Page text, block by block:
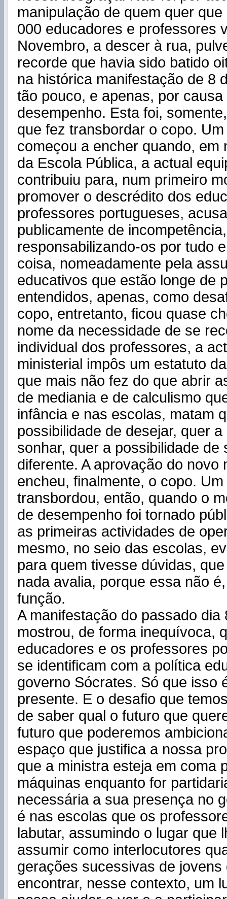
manipulação de quem quer
000 educadores e professores
Novembro, a descer à rua,
recorde que havia sido batido
na histórica manifestação de 8
tão pouco, e apenas, por
desempenho. Esta foi,
que fez transbordar o copo.
começou a encher quando, em
da Escola Pública, a actual
contribuiu para, num primeiro
promover o descrédito dos
professores portugueses,
publicamente de incompetência,
responsabilizando-os por tudo
coisa, nomeadamente pela
educativos que estão longe de
entendidos, apenas, como
copo, entretanto, ficou quase
nome da necessidade de se
individual dos professores, a
ministerial impôs um estatuto
que mais não fez do que abrir
de mediania e de calculismo
infância e nas escolas, matam
possibilidade de desejar, quer
sonhar, quer a possibilidade de
diferente. A aprovação do novo
encheu, finalmente, o copo.
transbordou, então, quando o
de desempenho foi tornado
as primeiras actividades de
mesmo, no seio das escolas,
para quem tivesse dúvidas,
nada avalia, porque essa não
função.
A manifestação do passado dia
mostrou, de forma inequívoca,
educadores e os professores
se identificam com a política
governo Sócrates. Só que isso
presente. E o desafio que
de saber qual o futuro que
futuro que poderemos
espaço que justifica a nossa
que a ministra esteja em coma
máquinas enquanto for
necessária a sua presença no
é nas escolas que os
labutar, assumindo o lugar que
assumir como interlocutores
gerações sucessivas de jovens
encontrar, nesse contexto, um